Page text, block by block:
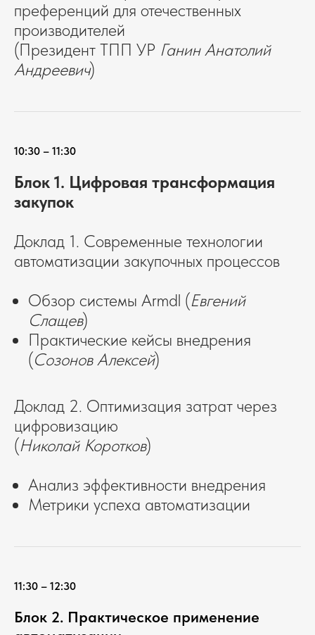
преференций для отечественных
производителей
(Президент ТПП УР Ганин Анатолий
Андреевич)
10:30 – 11:30
Блок 1. Цифровая трансформация
закупок
Доклад 1. Современные технологии
автоматизации закупочных процессов
Обзор системы Armdl (Евгений
Слащев)
Практические кейсы внедрения
(Созонов Алексей)
Доклад 2. Оптимизация затрат через
цифровизацию
(Николай Коротков)
Анализ эффективности внедрения
Метрики успеха автоматизации
11:30 – 12:30
Блок 2. Практическое применение